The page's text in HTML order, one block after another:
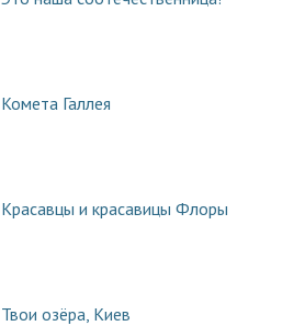
Комета Галлея
Красавцы и красавицы Флоры
Твои озёра, Киев